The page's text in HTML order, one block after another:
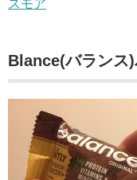
スモア
Blance(バランス